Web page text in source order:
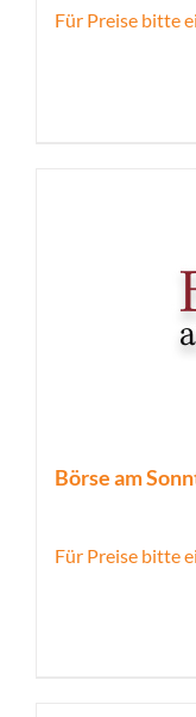
Für Preise bitte
Börse am
Für Preise bitte